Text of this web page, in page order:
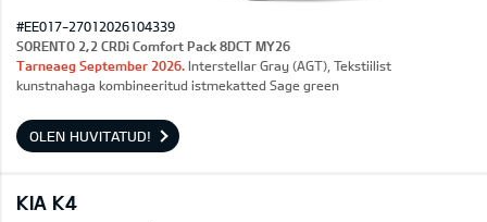
#EE017-27012026104339
SORENTO 2,2 CRDi Comfort Pack 8DCT MY26
Tarneaeg September 2026. Interstellar Gray (AGT), Tekstiilist
kunstnahaga kombineeritud istmekatted Sage green
OLEN HUVITATUD!
KIA K4